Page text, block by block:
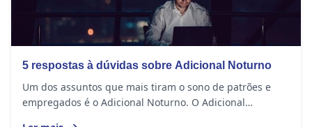
5 respostas à dúvidas sobre Adicional Noturno
Um dos assuntos que mais tiram o sono de patrões e
empregados é o Adicional Noturno. O Adicional